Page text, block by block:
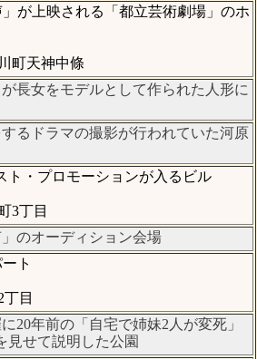
が上映される「都立芸術劇場」のホ
町天神中條
長女をモデルとして作られた人形に
るドラマの撮影が行われていた河原
・プロモーションが入るビル
3丁目
のオーディション会場
ト
目
20年前の「自宅で姉妹2人が変死」
見せて説明した公園